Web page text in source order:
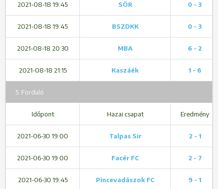
2021-08-18 19:45 SÖR 0 - 3
2021-08-18 19:45 BSZDKK 0 - 3
2021-08-18 20:30 MBA 6 - 2
2021-08-18 21:15 Kaszáék 1 - 6
5. Forduló
Időpont Hazai csapat Eredmény
2021-06-30 19:00 Talpas Sir 2 - 1
2021-06-30 19:00 Facér FC 2 - 7
2021-06-30 19:45 Pincevadászok FC 9 - 1